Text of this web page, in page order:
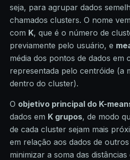
seja, para agrupar dados
chamados clusters. O nome
com K, que é o número de
previamente pelo usuário, e
média dos pontos de dados em
representada pelo centróide (a
dentro do cluster).
O objetivo principal do K-
dados em K grupos, de modo
de cada cluster sejam mais
em relação aos dados de
minimizar a soma das